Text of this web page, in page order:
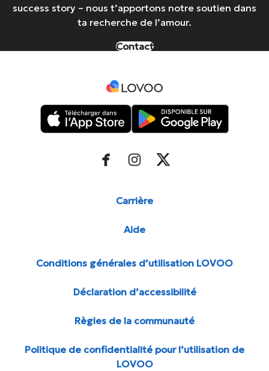
success story – nous t’apportons notre soutien dans
ta recherche de l’amour.
Contact
Carrière
Aide
Conditions générales d’utilisation LOVOO
Déclaration d’accessibilité
Règles de la communauté
Politique de confidentialité pour l’utilisation de
LOVOO